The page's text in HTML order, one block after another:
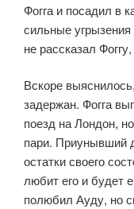
Фогга и посадил в
сильные угрызения
не рассказал
Вскоре
задержан. Фогга
поезд на Лондон,
пари. Приунывший
остатки своего
любит его и будет
полюбил Ауду, но